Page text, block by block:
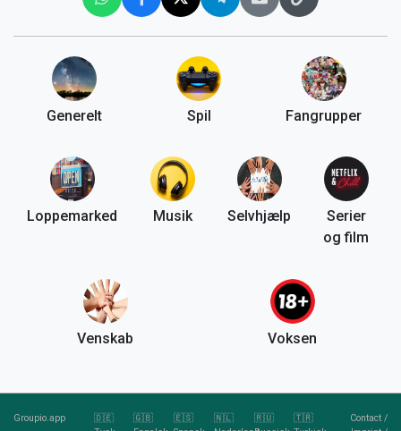
Generelt Spil Fangrupper
Loppemarked Musik Selvhjælp
Serier
og film
Venskab Voksen
Groupio.app
🇩🇪
🇬🇧
🇪🇸
🇳🇱
🇷🇺
🇹🇷
Contact/